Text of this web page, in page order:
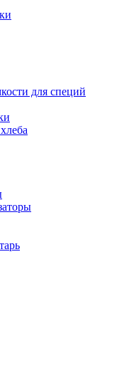
для специй